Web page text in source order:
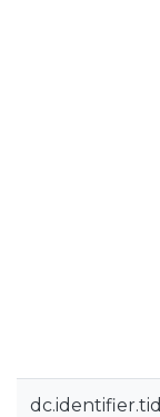
dc.identifier.tid